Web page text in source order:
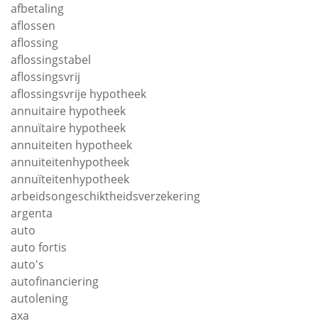
afbetaling
aflossen
aflossing
aflossingstabel
aflossingsvrij
aflossingsvrije hypotheek
annuitaire hypotheek
annuïtaire hypotheek
annuiteiten hypotheek
annuiteitenhypotheek
annuïteitenhypotheek
arbeidsongeschiktheidsverzekering
argenta
auto
auto fortis
auto's
autofinanciering
autolening
axa